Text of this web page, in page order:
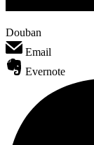
Douban
Email
Evernote